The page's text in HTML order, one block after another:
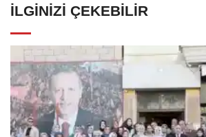
İLGINIZI ÇEKEBILIR